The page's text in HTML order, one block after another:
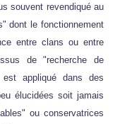
souvent revendiqué au
dont le fonctionnement
entre clans ou entre
de "recherche de
appliqué dans des
élucidées soit jamais
ou conservatrices